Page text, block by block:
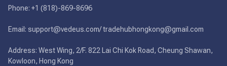
Phone: +1 (818)-869-8696
Email: support@vedeus.com/ tradehubhongkong@gmail.com
Address: West Wing, 2/F. 822 Lai Chi Kok Road, Cheung Shawan,
Kowloon, Hong Kong